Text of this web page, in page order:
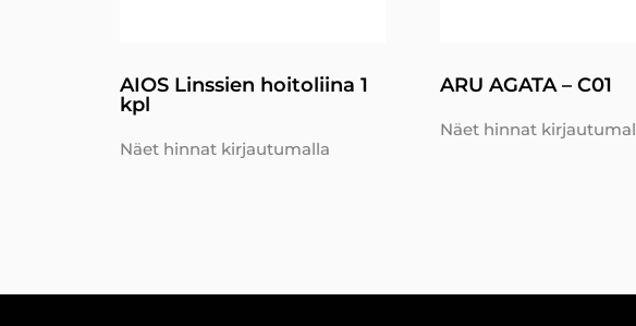
AIOS Linssien hoitoliina 1
kpl
Näet hinnat kirjautumalla
ARU AGATA – C01
Näet hinnat